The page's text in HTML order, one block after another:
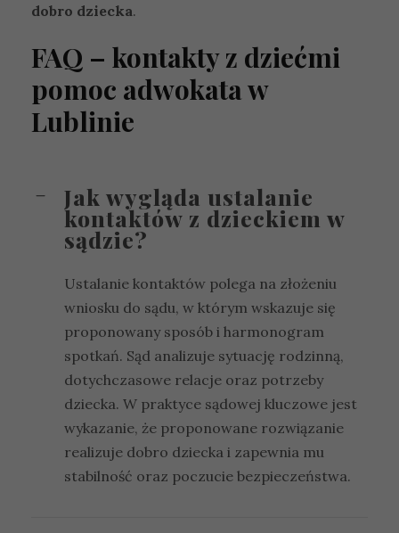
dobro dziecka.
FAQ – kontakty z dziećmi
pomoc adwokata w
Lublinie
Jak wygląda ustalanie
kontaktów z dzieckiem w
sądzie?
Ustalanie kontaktów polega na złożeniu
wniosku do sądu, w którym wskazuje się
proponowany sposób i harmonogram
spotkań. Sąd analizuje sytuację rodzinną,
dotychczasowe relacje oraz potrzeby
dziecka. W praktyce sądowej kluczowe jest
wykazanie, że proponowane rozwiązanie
realizuje dobro dziecka i zapewnia mu
stabilność oraz poczucie bezpieczeństwa.